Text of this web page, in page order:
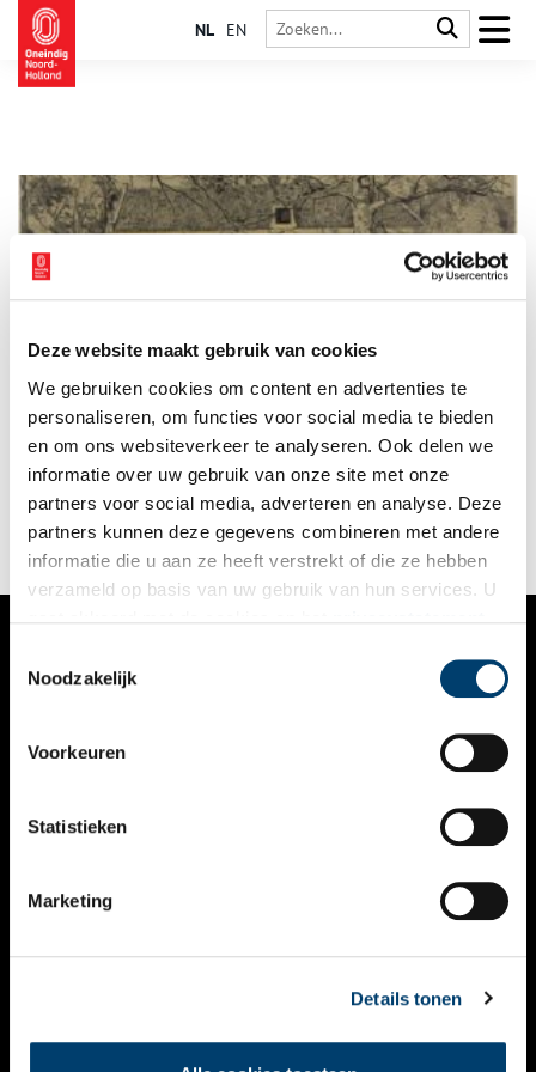
Deze website maakt gebruik van cookies
We gebruiken cookies om content en advertenties te
personaliseren, om functies voor social media te bieden
en om ons websiteverkeer te analyseren. Ook delen we
informatie over uw gebruik van onze site met onze
partners voor social media, adverteren en analyse. Deze
partners kunnen deze gegevens combineren met andere
informatie die u aan ze heeft verstrekt of die ze hebben
verzameld op basis van uw gebruik van hun services. U
Noodzakelijk
Voorkeuren
Statistieken
Marketing
Details tonen
NL EN
Vredenhof is met zijn erker boven de stoep waarschijnlijk één
van de meest herkenbare buitenhuizen aan de Wagenweg. Het
buitenhuis is gelegen naast de buitenplaats Eindenhout en
tegenover buitenplaats Uit den Bosch. De omgeving van
Vredenhof is buiten de verkeersdrukte op de Wagenweg niet
veel veranderd in de loop van de geschiedenis.
VERHALEN
KALENDER
THEMA’S
VIDEO’S
CONTACT